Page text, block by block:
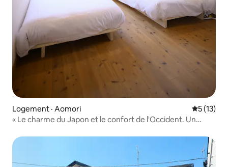
Logement · Aomori Note
5 (13)
« Le charme du Japon et le confort de l'Occident. Un
bain en bois.